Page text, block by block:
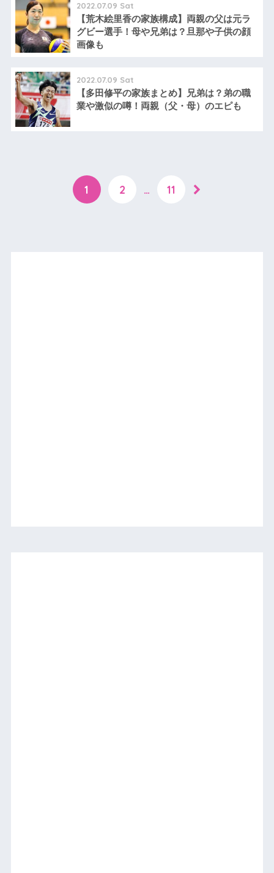
2022.07.09 Sat
【荒木絵里香の家族構成】両親の父は元ラ
グビー選手！母や兄弟は？旦那や子供の顔
画像も
2022.07.09 Sat
【多田修平の家族まとめ】兄弟は？弟の職
業や激似の噂！両親（父・母）のエピも
1 2 … 11